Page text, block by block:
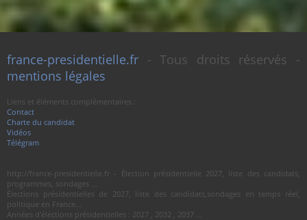
france-presidentielle.fr - Tous droits réservés -
mentions légales
Liens et éléments complémentaires :
Contact
Charte du candidat
Vidéos
Télégram
http://france-presidentielle.fr - Élection présidentielle 2027, liste des candidats,
programmes, sondages ...
Élections présidentielles de 2027, liste des candidats,sondages en temps réel,
politique en France...
Années d'élections présidentielles : 2027 , 2032 , 2037 ...